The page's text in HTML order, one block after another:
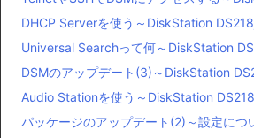
DHCP Serverを使う～DiskStation
Universal Searchって何～DiskStation
DSMのアップデート(3)～DiskStation
Audio Stationを使う～DiskStation
パッケージのアップデート(2)～設定につ